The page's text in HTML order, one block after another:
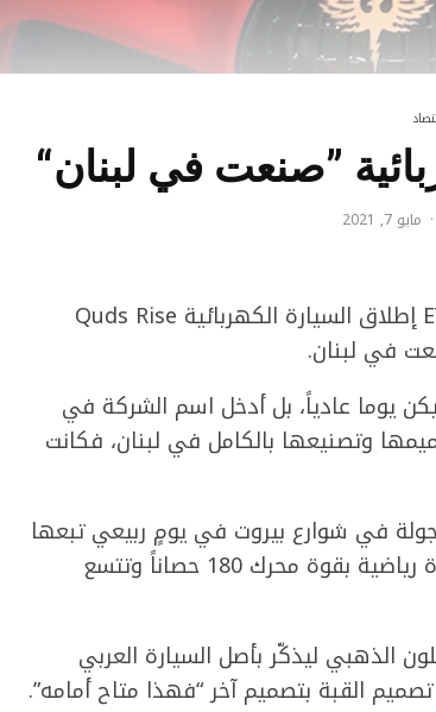
”صنعت في لبنان“
· مايو 7, 2021
لأن بيروت هي “الكبرياء والفخر”، اختارت شركة EV Electra إطلاق السيارة الكهربائية Quds Rise
الذي جرى السبت، في 24 نيسان 2021، لم يكن يوما عادياً، بل أدخل اسم الشركة في
وتصنيعها بالكامل في لبنان، فكانت
في شوارع بيروت في يومٍ ربيعي تبعها
احتفال رسمي، حيث تمكّن الجمهور من التقاط صور لسيارة رياضية بقوة محرك 180 حصاناً وتتسع
الذهبي ليذكّر بأصل السيارة العربي
القبة بتصميم آخر “فهذا متاح أمامه”.